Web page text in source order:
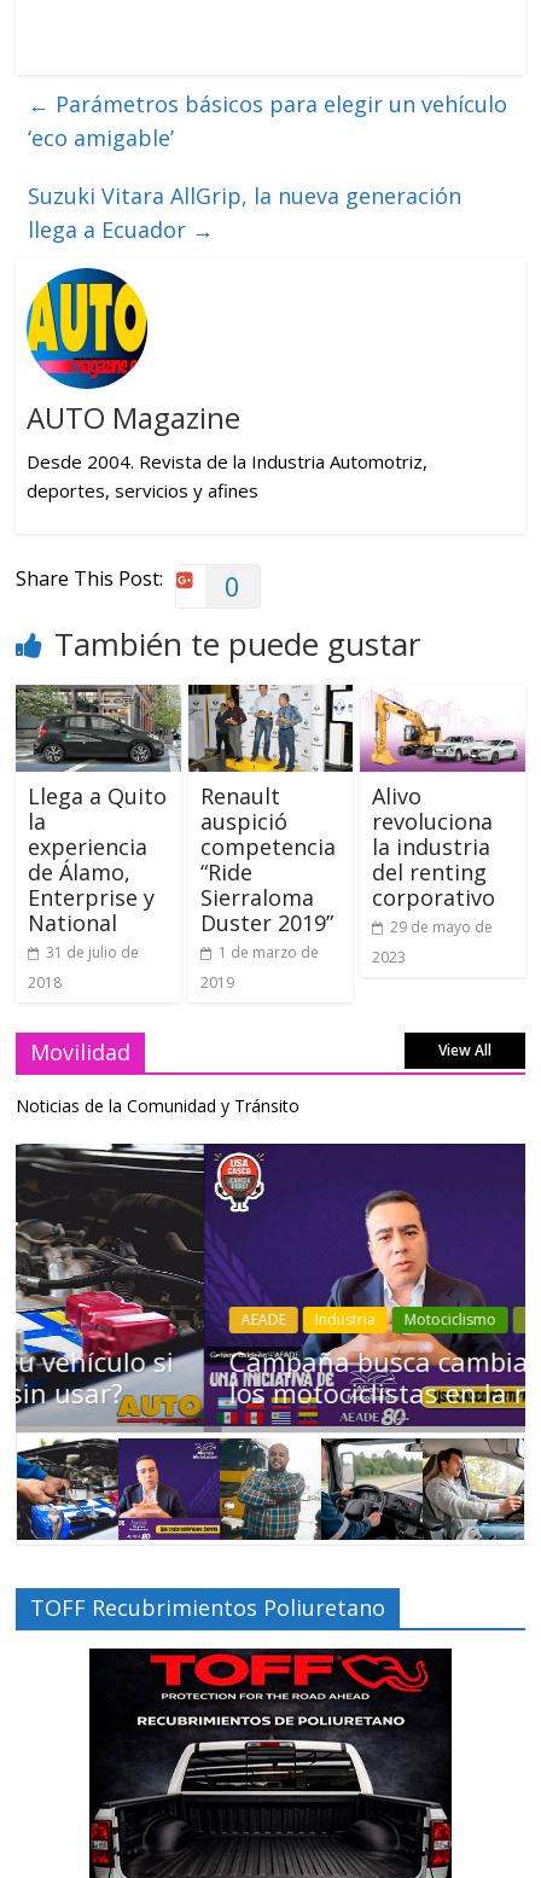
← Parámetros básicos para elegir un vehículo
‘eco amigable’
Suzuki Vitara AllGrip, la nueva generación
llega a Ecuador →
AUTO Magazine
Desde 2004. Revista de la Industria Automotriz,
deportes, servicios y afines
Share This Post: 0
También te puede gustar
Llega a Quito
la
experiencia
de Álamo,
Enterprise y
National
31 de julio de
2018
Renault
auspició
competencia
“Ride
Sierraloma
Duster 2019”
1 de marzo de
2019
Alivo
revoluciona
la industria
del renting
corporativo
29 de mayo de
2023
Movilidad View All
Noticias de la Comunidad y Tránsito
AEADE Industria Motociclismo Motos Movilidad
Campaña busca cambiar destino de
los motociclistas en la región
TOFF Recubrimientos Poliuretano